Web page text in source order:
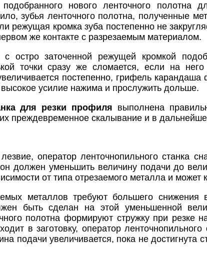
нового ленточного полотна
зубья ленточного полотна, полученные
режущая кромка зуба постепенно не
же контакте с разрезаемым материалом.
с остро заточенной режущей кромкой
точки сразу же сломается, если на
постепенно, грифель
усилие нажима и прослужить дольше.
для резки профиля выполнена
преждевременное скалывание и в
оператор ленточнопильного станка
должен уменьшить величину подачи до
от типа отрезаемого металла и может
металлов требуют большего
быть сделан на этой уменьшенной
полотна формируют стружку при резке
в заготовку, оператор
подачи увеличивается, пока не достигнута